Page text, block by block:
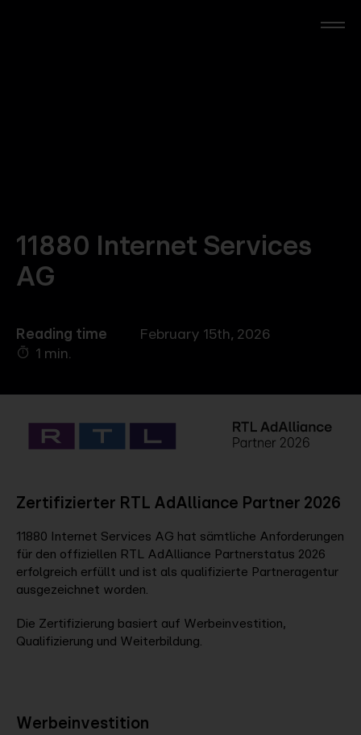
AdManager
11880 Internet Services
AG
February 15th, 2026
Reading time
1 min.
Zertifizierter RTL AdAlliance Partner 2026
11880 Internet Services AG hat sämtliche Anforderungen
für den offiziellen RTL AdAlliance Partnerstatus 2026
erfolgreich erfüllt und ist als qualifizierte Partneragentur
ausgezeichnet worden.
Die Zertifizierung basiert auf Werbeinvestition,
Qualifizierung und Weiterbildung.
Werbeinvestition